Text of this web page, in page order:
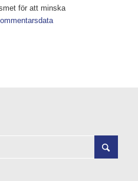
för att minska